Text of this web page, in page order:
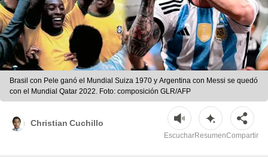
Brasil con Pele ganó el Mundial Suiza 1970 y Argentina con Messi se quedó
con el Mundial Qatar 2022. Foto: composición GLR/AFP
Christian Cuchillo
EscucharResumenCompartir